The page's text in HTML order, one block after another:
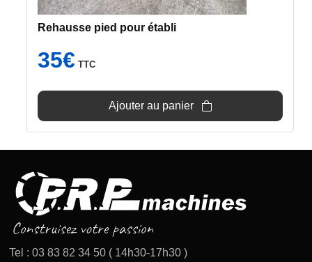
Rehausse pied pour établi
35€ TTC
Ajouter au panier
Tel : 03 83 82 34 50 ( 14h30-17h30 )